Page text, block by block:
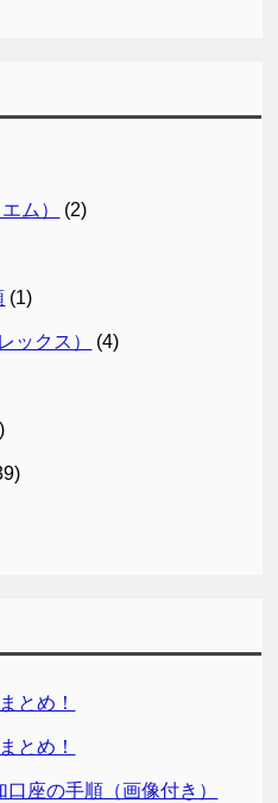
ム） (2)
(1)
ックス） (4)
とめ！
とめ！
口座の手順（画像付き）